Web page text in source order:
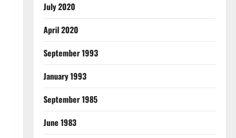
July 2020
April 2020
September 1993
January 1993
September 1985
June 1983